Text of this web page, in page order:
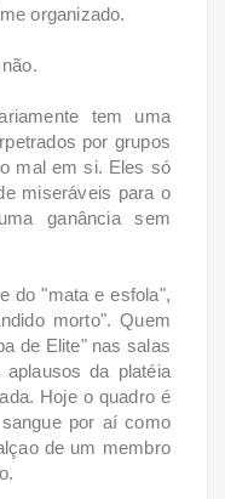
organizado.
tem uma
por grupos
mal em si. Eles só
miseráveis para o
ganância sem
do "mata e esfola",
morto". Quem
de Elite" nas salas
da platéia
Hoje o quadro é
por aí como
de um membro